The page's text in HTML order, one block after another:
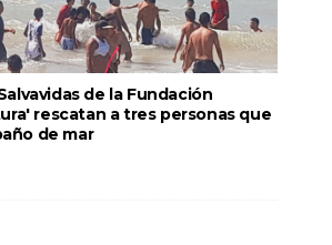
de la Fundación
rescatan a tres personas que
de mar